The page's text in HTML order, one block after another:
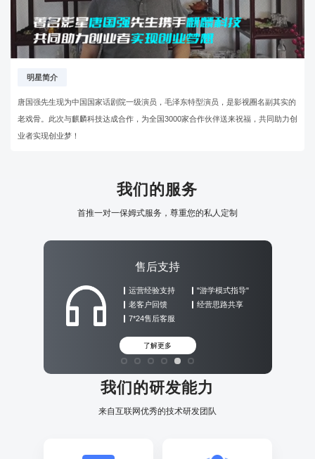
明星简介
唐国强先生现为中国国家话剧院一级演员，毛泽东特型演员，是影视圈名副其实的
老戏骨。此次与麒麟科技达成合作，为全国3000家合作伙伴送来祝福，共同助力创
业者实现创业梦！
我们的服务
首推一对一保姆式服务，尊重您的私人定制
售后支持
运营经验支持
老客户回馈
7*24售后客服
"游学模式指导"
经营思路共享
了解更多
我们的研发能力
来自互联网优秀的技术研发团队